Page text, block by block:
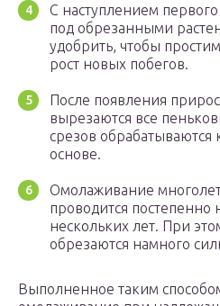
С наступлением
под обрезанными
удобрить, чтобы
рост новых побегов.
После появления
вырезаются все
срезов обрабатываются
основе.
Омолаживание
проводится постепенно
нескольких лет. При
обрезаются намного
Выполненное таким